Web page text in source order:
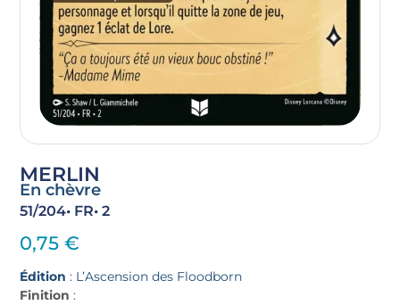
MERLIN
En chèvre
51/204• FR• 2
0,75€
Édition : L’Ascension des Floodborn
Finition :